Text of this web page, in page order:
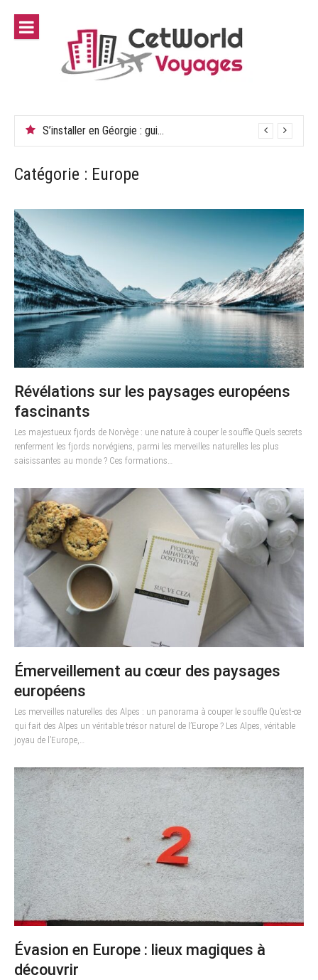
contenu
S’installer en Géorgie : guide pour Tbilissi
Catégorie : Europe
Révélations sur les paysages européens
fascinants
Les majestueux fjords de Norvège : une nature à couper le souffle Quels secrets
renferment les fjords norvégiens, parmi les merveilles naturelles les plus
saisissantes au monde ? Ces formations…
Émerveillement au cœur des paysages
européens
Les merveilles naturelles des Alpes : un panorama à couper le souffle Qu’est-ce
qui fait des Alpes un véritable trésor naturel de l’Europe ? Les Alpes, véritable
joyau de l’Europe,…
Évasion en Europe : lieux magiques à
découvrir